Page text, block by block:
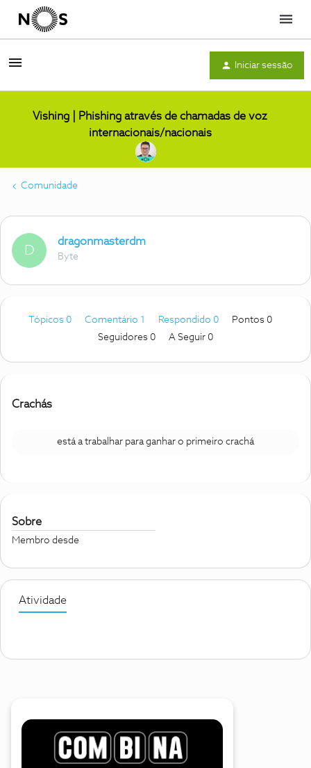
Menu
Iniciar sessão
Vishing | Phishing através de chamadas de voz
internacionais/nacionais
Comunidade
D
dragonmasterdm
Byte
Tópicos 0 Comentário 1 Respondido 0
Pontos 0
Seguidores 0 A Seguir 0
Crachás
está a trabalhar para ganhar o primeiro crachá
Sobre
Membro desde
Atividade